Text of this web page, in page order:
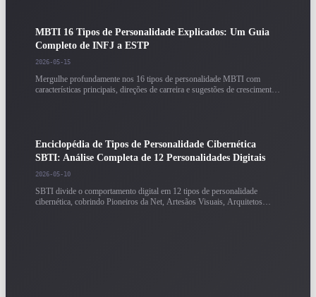
MBTI 16 Tipos de Personalidade Explicados: Um Guia
Completo de INFJ a ESTP
2026-05-15
Mergulhe profundamente nos 16 tipos de personalidade MBTI com
características principais, direções de carreira e sugestões de crescimento.
Enciclopédia de Tipos de Personalidade Cibernética
SBTI: Análise Completa de 12 Personalidades Digitais
2026-05-10
SBTI divide o comportamento digital em 12 tipos de personalidade
cibernética, cobrindo Pioneiros da Net, Artesãos Visuais, Arquitetos